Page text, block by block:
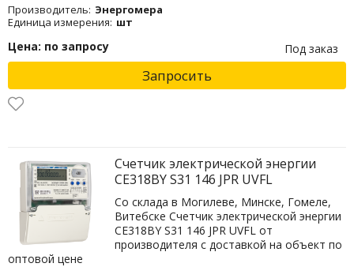
Производитель: Энергомера
Единица измерения: шт
Цена: по запросу Под заказ
Запросить
Счетчик электрической энергии
СЕ318BY S31 146 JPR UVFL
Со склада в Могилеве, Минске, Гомеле,
Витебске Счетчик электрической энергии
СЕ318BY S31 146 JPR UVFL от
производителя с доставкой на объект по
оптовой цене